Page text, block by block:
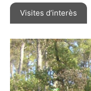
Visites d’interès